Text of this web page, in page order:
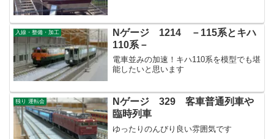
入線・整備・加工
Nゲージ 1214 －115系とキハ
110系－
電車並みの加速！キハ110系を模型でも堪
能したいと思います
独り 運転会
Nゲージ 329 客車普通列車や
臨時列車
ゆったりのんびり良い雰囲気です